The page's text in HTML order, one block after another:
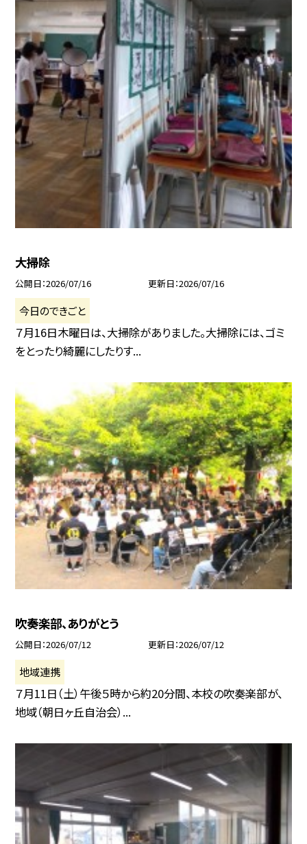
大掃除
公開日 2026/07/16 更新日 2026/07/16
今日のできごと
７月16日木曜日は、大掃除がありました。大掃除には、ゴミ
をとったり綺麗にしたりす...
吹奏楽部、ありがとう
公開日 2026/07/12 更新日 2026/07/12
地域連携
７月11日（土）午後５時から約20分間、本校の吹奏楽部が、
地域（朝日ヶ丘自治会）...